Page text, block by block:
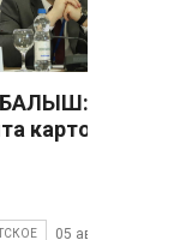
БАЛЫШ:
картофеля не
05 августа 2026